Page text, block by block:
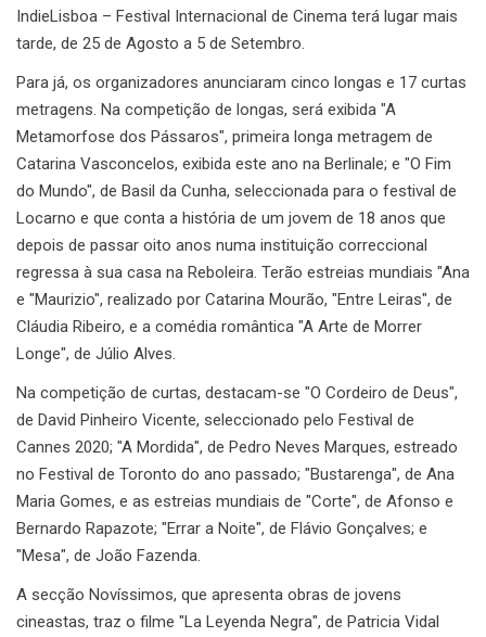
IndieLisboa – Festival Internacional de Cinema terá lugar mais
tarde, de 25 de Agosto a 5 de Setembro.
Para já, os organizadores anunciaram cinco longas e 17 curtas
metragens. Na competição de longas, será exibida "A
Metamorfose dos Pássaros", primeira longa metragem de
Catarina Vasconcelos, exibida este ano na Berlinale; e "O Fim
do Mundo", de Basil da Cunha, seleccionada para o festival de
Locarno e que conta a história de um jovem de 18 anos que
depois de passar oito anos numa instituição correccional
regressa à sua casa na Reboleira. Terão estreias mundiais "Ana
e "Maurizio", realizado por Catarina Mourão, "Entre Leiras", de
Cláudia Ribeiro, e a comédia romântica "A Arte de Morrer
Longe", de Júlio Alves.
Na competição de curtas, destacam-se "O Cordeiro de Deus",
de David Pinheiro Vicente, seleccionado pelo Festival de
Cannes 2020; "A Mordida", de Pedro Neves Marques, estreado
no Festival de Toronto do ano passado; "Bustarenga", de Ana
Maria Gomes, e as estreias mundiais de "Corte", de Afonso e
Bernardo Rapazote; "Errar a Noite", de Flávio Gonçalves; e
"Mesa", de João Fazenda.
A secção Novíssimos, que apresenta obras de jovens
cineastas, traz o filme "La Leyenda Negra", de Patricia Vidal